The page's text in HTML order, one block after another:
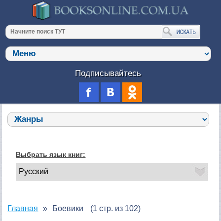
Подписывайтесь
Выбрать язык книг:
Главная Боевики (1 стр. из 102)